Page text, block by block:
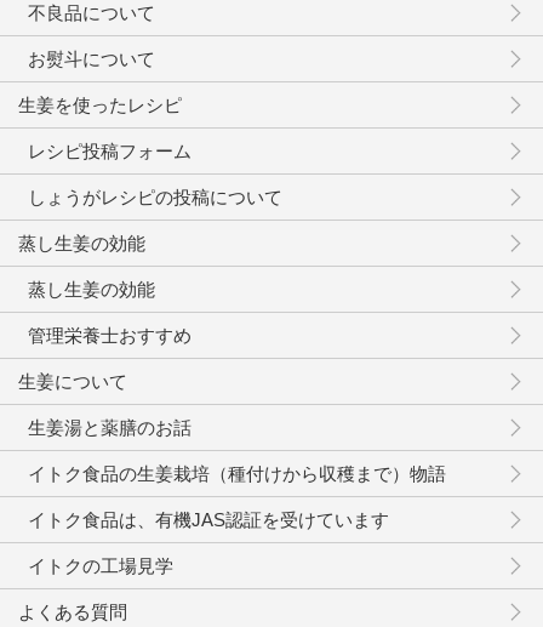
不良品について
お熨斗について
生姜を使ったレシピ
レシピ投稿フォーム
しょうがレシピの投稿について
蒸し生姜の効能
蒸し生姜の効能
管理栄養士おすすめ
生姜について
生姜湯と薬膳のお話
イトク食品の生姜栽培（種付けから収穫まで）物語
イトク食品は、有機JAS認証を受けています
イトクの工場見学
よくある質問